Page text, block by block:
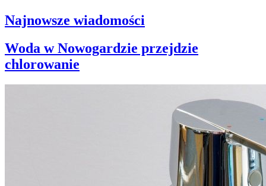
Najnowsze wiadomości
Woda w Nowogardzie przejdzie
chlorowanie